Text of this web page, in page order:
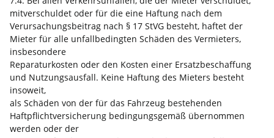
mitverschuldet oder für die eine Haftung nach dem
Verursachungsbeitrag nach § 17 StVG besteht, haftet der
Mieter für alle unfallbedingten Schäden des Vermieters,
insbesondere
Reparaturkosten oder den Kosten einer Ersatzbeschaffung
und Nutzungsausfall. Keine Haftung des Mieters besteht
insoweit,
als Schäden von der für das Fahrzeug bestehenden
Haftpflichtversicherung bedingungsgemäß übernommen
werden oder der